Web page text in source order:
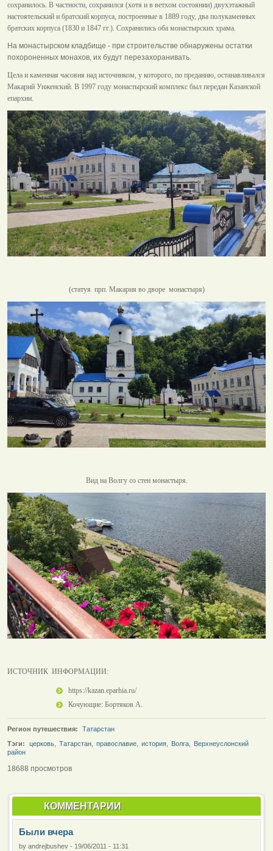
сохранилось. В частности, сохранился (хотя и в ветхом состоянии) двухэтажный
настоятельский и братский корпуса, построенные в 1889 году, два полукаменных
братских корпуса (1830 и 1847 гг.). Сохранились оба монастырских храма.
На монастырском кладбище - при строительстве обнаружены остатки
похороненных монахов, их будут перезахоранивать.
Цела и каменная часовня над источником, у которого, по преданию, останавливался
Макарий Унженский. В 1997 году монастырский комплекс был передан Казанской
епархии.
(статуя прп. Макария во дворе монастыря)
Вид на Волгу со стен монастыря.
ИСТОЧНИК ИНФОРМАЦИИ:
https://kazan.eparhia.ru/
Кочующие: Бортяков А.
Регион путешествия:
Татарстан
Тэги:
церковь, Татарстан, православие, история, Волга,
Верхнеуслонский
район
18688 просмотров
КОММЕНТАРИИ
Были вчера
by andrejbushev - 19/06/2011 - 11:31